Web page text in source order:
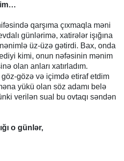
qarşıma çıxmaqla məni
günlərimə, xatirələr işığına
üz-üzə gətirdi. Bax, onda
kimi, onun nəfəsinin mənim
olan anları xatırladım.
gözə və içimdə etiraf etdim
yükü olan söz adamı belə
verilən sual bu ovtaqı səndən
o günlər,